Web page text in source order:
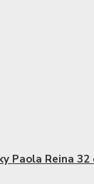
Paola Reina 32